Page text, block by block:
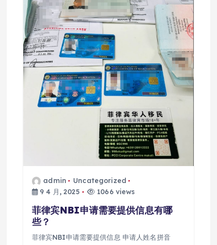
admin
Uncategorized
9 4 月, 2025
1066 views
菲律宾NBI申请需要提供信息有哪
些？
菲律宾NBI申请需要提供信息 申请人姓名拼音